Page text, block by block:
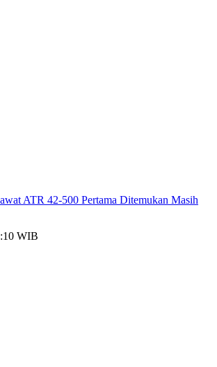
ATR 42-500 Pertama Ditemukan Masih
WIB